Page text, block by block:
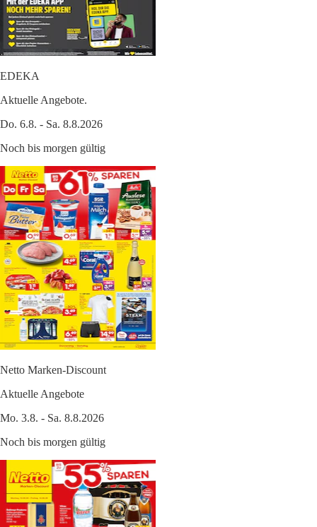
EDEKA
Aktuelle Angebote.
Do. 6.8. - Sa. 8.8.2026
Noch bis morgen gültig
Netto Marken-Discount
Aktuelle Angebote
Mo. 3.8. - Sa. 8.8.2026
Noch bis morgen gültig